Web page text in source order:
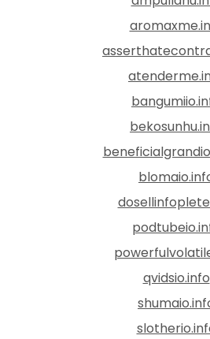
qvidsio.info